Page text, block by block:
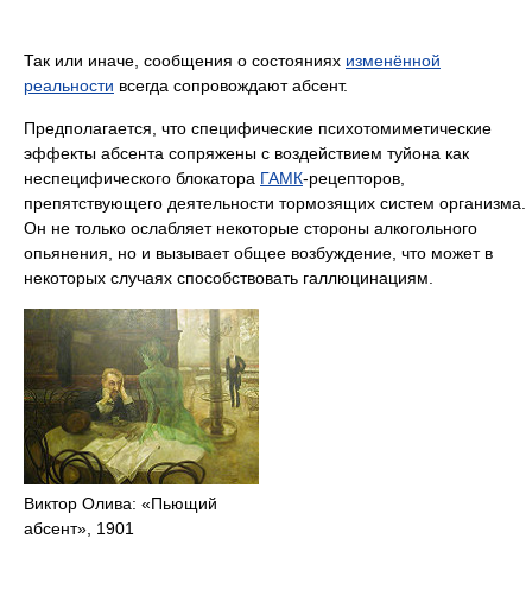
Так или иначе, сообщения о состояниях изменённой
реальности всегда сопровождают абсент.
Предполагается, что специфические психотомиметические
эффекты абсента сопряжены с воздействием туйона как
неспецифического блокатора ГАМК-рецепторов,
препятствующего деятельности тормозящих систем организма.
Он не только ослабляет некоторые стороны алкогольного
опьянения, но и вызывает общее возбуждение, что может в
некоторых случаях способствовать галлюцинациям.
Виктор Олива: «Пьющий
абсент», 1901